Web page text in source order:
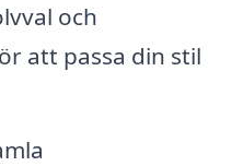
och
att passa din stil